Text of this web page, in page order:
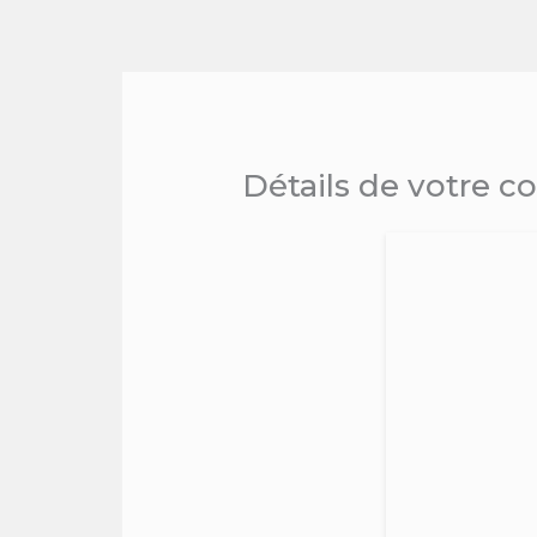
Détails de votre